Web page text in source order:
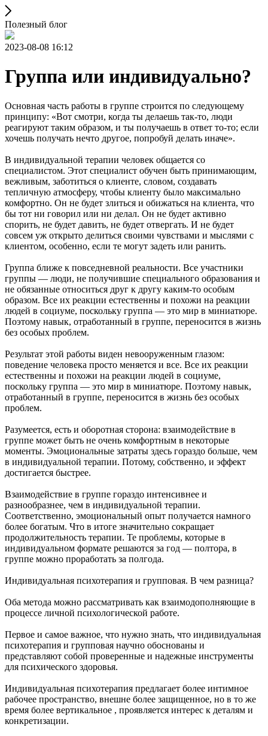
Полезный блог
2023-08-08 16:12
Группа или индивидуально?
Основная часть работы в группе строится по следующему
принципу: «Вот смотри, когда ты делаешь так-то, люди
реагируют таким образом, и ты получаешь в ответ то-то; если
хочешь получать нечто другое, попробуй делать иначе».
В индивидуальной терапии человек общается со
специалистом. Этот специалист обучен быть принимающим,
вежливым, заботиться о клиенте, словом, создавать
тепличную атмосферу, чтобы клиенту было максимально
комфортно. Он не будет злиться и обижаться на клиента, что
бы тот ни говорил или ни делал. Он не будет активно
спорить, не будет давить, не будет отвергать. И не будет
совсем уж открыто делиться своими чувствами и мыслями с
клиентом, особенно, если те могут задеть или ранить.
Группа ближе к повседневной реальности. Все участники
группы — люди, не получившие специального образования и
не обязанные относиться друг к другу каким-то особым
образом. Все их реакции естественны и похожи на реакции
людей в социуме, поскольку группа — это мир в миниатюре.
Поэтому навык, отработанный в группе, переносится в жизнь
без особых проблем.
Результат этой работы виден невооруженным глазом:
поведение человека просто меняется и все. Все их реакции
естественны и похожи на реакции людей в социуме,
поскольку группа — это мир в миниатюре. Поэтому навык,
отработанный в группе, переносится в жизнь без особых
проблем.
Разумеется, есть и оборотная сторона: взаимодействие в
группе может быть не очень комфортным в некоторые
моменты. Эмоциональные затраты здесь гораздо больше, чем
в индивидуальной терапии. Потому, собственно, и эффект
достигается быстрее.
Взаимодействие в группе гораздо интенсивнее и
разнообразнее, чем в индивидуальной терапии.
Соответственно, эмоциональный опыт получается намного
более богатым. Что в итоге значительно сокращает
продолжительность терапии. Те проблемы, которые в
индивидуальном формате решаются за год — полтора, в
группе можно проработать за полгода.
Индивидуальная психотерапия и групповая. В чем разница?
Оба метода можно рассматривать как взаимодополняющие в
процессе личной психологической работе.
Первое и самое важное, что нужно знать, что индивидуальная
психотерапия и групповая научно обоснованы и
представляют собой проверенные и надежные инструменты
для психического здоровья.
Индивидуальная психотерапия предлагает более интимное
рабочее пространство, внешне более защищенное, но в то же
время более вертикальное , проявляется интерес к деталям и
конкретизации.